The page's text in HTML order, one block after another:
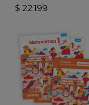
$ 22.199
VER DETALLES